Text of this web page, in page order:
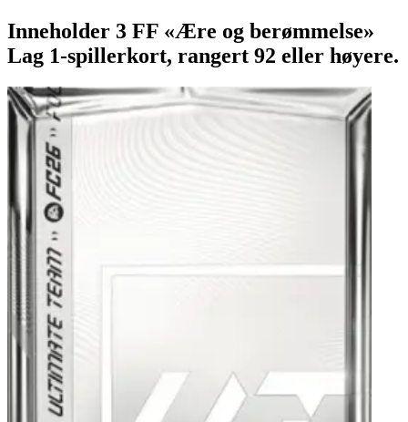
Inneholder 3 FF «Ære og berømmelse»
Lag 1-spillerkort, rangert 92 eller høyere.